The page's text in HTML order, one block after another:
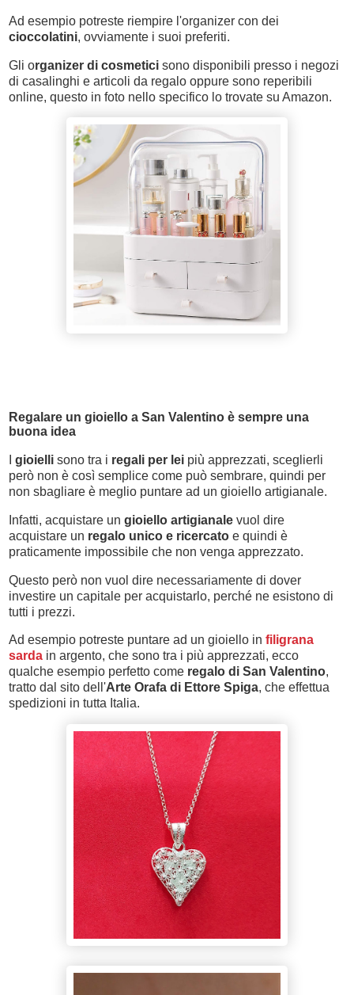
Ad esempio potreste riempire l'organizer con dei
cioccolatini, ovviamente i suoi preferiti.
Gli organizer di cosmetici sono disponibili presso i negozi
di casalinghi e articoli da regalo oppure sono reperibili
online, questo in foto nello specifico lo trovate su Amazon.
Regalare un gioiello a San Valentino è sempre una
buona idea
gioielli sono tra i regali per lei più apprezzati, sceglierli
però non è così semplice come può sembrare, quindi per
non sbagliare è meglio puntare ad un gioiello artigianale.
Infatti, acquistare un gioiello artigianale vuol dire
acquistare un regalo unico e ricercato e quindi è
praticamente impossibile che non venga apprezzato.
Questo però non vuol dire necessariamente di dover
investire un capitale per acquistarlo, perché ne esistono di
tutti i prezzi.
Ad esempio potreste puntare ad un gioiello in filigrana
sarda in argento, che sono tra i più apprezzati, ecco
qualche esempio perfetto come regalo di San Valentino,
tratto dal sito dell'Arte Orafa di Ettore Spiga, che effettua
spedizioni in tutta Italia.